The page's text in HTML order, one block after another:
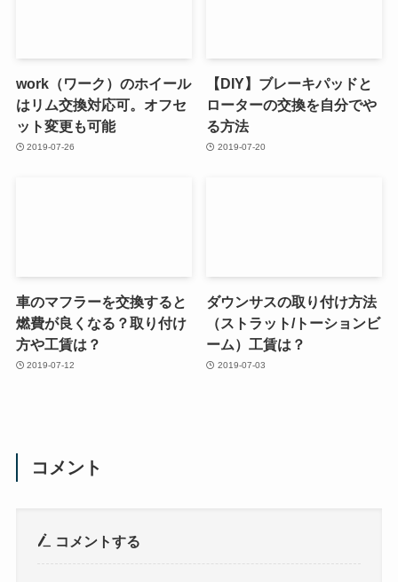
work（ワーク）のホイール
はリム交換対応可。オフセ
ット変更も可能
2019-07-26
【DIY】ブレーキパッドと
ローターの交換を自分でや
る方法
2019-07-20
車のマフラーを交換すると
燃費が良くなる？取り付け
方や工賃は？
2019-07-12
ダウンサスの取り付け方法
（ストラット/トーションビ
ーム）工賃は？
2019-07-03
コメント
コメントする